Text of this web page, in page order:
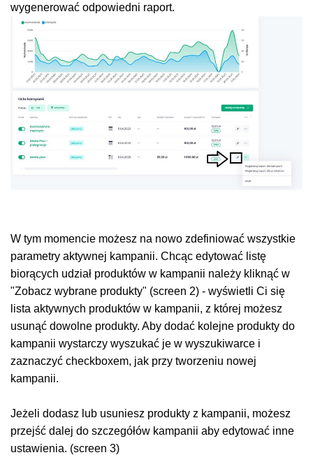
wygenerować odpowiedni raport.
W tym momencie możesz na nowo zdefiniować wszystkie
parametry aktywnej kampanii. Chcąc edytować listę
biorących udział produktów w kampanii należy kliknąć w
"Zobacz wybrane produkty" (screen 2) - wyświetli Ci się
lista aktywnych produktów w kampanii, z której możesz
usunąć dowolne produkty. Aby dodać kolejne produkty do
kampanii wystarczy wyszukać je w wyszukiwarce i
zaznaczyć checkboxem, jak przy tworzeniu nowej
kampanii.
Jeżeli dodasz lub usuniesz produkty z kampanii, możesz
przejść dalej do szczegółów kampanii aby edytować inne
ustawienia. (screen 3)